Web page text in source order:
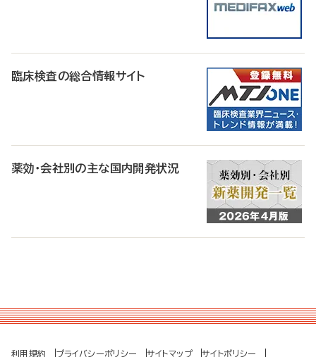
臨床検査の総合情報サイト
薬効・会社別の主な国内開発状況
利用規約 プライバシーポリシー サイトマップ サイトポリシー